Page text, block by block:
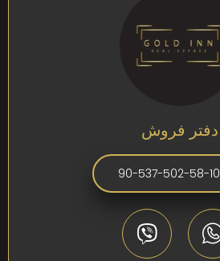
مشارکت کنندگان
دفتر فروش